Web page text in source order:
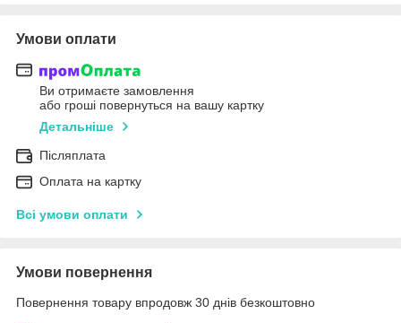
Умови оплати
Ви отримаєте замовлення
або гроші повернуться на вашу картку
Детальніше
Післяплата
Оплата на картку
Всі умови оплати
Умови повернення
Повернення товару впродовж 30 днів безкоштовно